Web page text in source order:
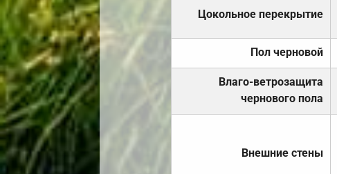
Цокольное перекрытие
Пол черновой
Влаго-ветрозащита
чернового пола
Внешние стены